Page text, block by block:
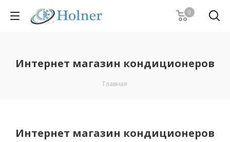
0
Интернет магазин кондиционеров
Главная
Интернет магазин кондиционеров